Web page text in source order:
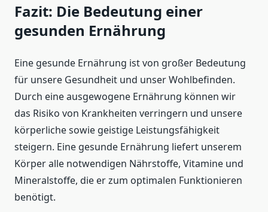
Fazit: Die Bedeutung einer
gesunden Ernährung
Eine gesunde Ernährung ist von großer Bedeutung
für unsere Gesundheit und unser Wohlbefinden.
Durch eine ausgewogene Ernährung können wir
das Risiko von Krankheiten verringern und unsere
körperliche sowie geistige Leistungsfähigkeit
steigern. Eine gesunde Ernährung liefert unserem
Körper alle notwendigen Nährstoffe, Vitamine und
Mineralstoffe, die er zum optimalen Funktionieren
benötigt.